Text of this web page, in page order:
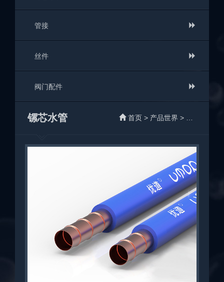
管接 
丝件 
阀门配件 
镙芯水管 首页> 产品世界 > 镙芯水管